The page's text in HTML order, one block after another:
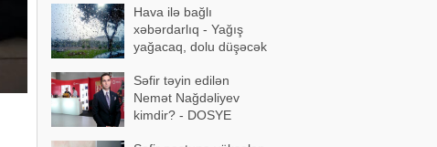
Hava ilə bağlı
xəbərdarlıq - Yağış
yağacaq, dolu düşəcək
Səfir təyin edilən
Nemət Nağdəliyev
kimdir? - DOSYE